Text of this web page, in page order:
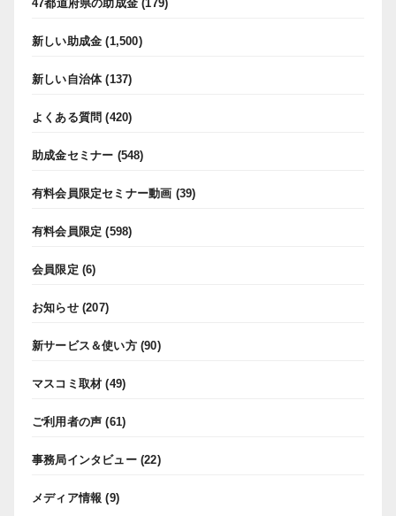
47都道府県の助成金 (179)
新しい助成金 (1,500)
新しい自治体(137)
よくある質問 (420)
助成金セミナー (548)
有料会員限定セミナー動画 (39)
有料会員限定 (598)
会員限定 (6)
お知らせ(207)
新サービス＆使い方(90)
マスコミ取材 (49)
ご利用者の声 (61)
事務局インタビュー(22)
メディア情報 (9)